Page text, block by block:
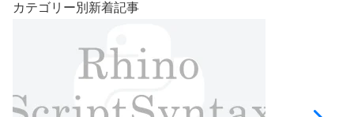
カテゴリー別新着記事